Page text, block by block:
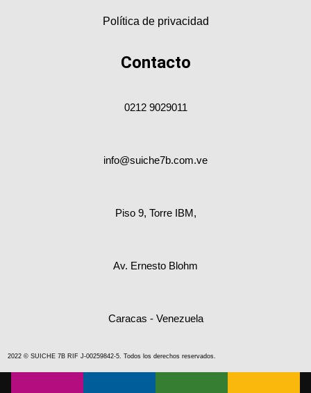
Política de privacidad
2022 © SUICHE 7B RIF J-00259842-5. Todos los derechos reservados.
Contacto
0212 9029011
info@suiche7b.com.ve
Piso 9, Torre IBM,
Av. Ernesto Blohm
Caracas - Venezuela